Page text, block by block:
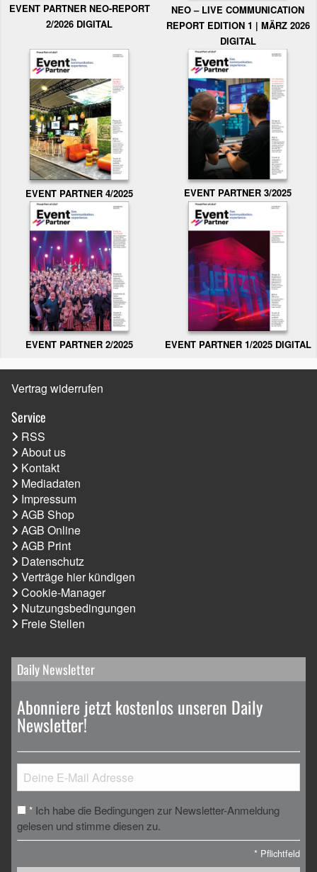
EVENT PARTNER NEO-REPORT
2/2026 DIGITAL
NEO – LIVE COMMUNICATION
REPORT EDITION 1 | MÄRZ 2026
DIGITAL
EVENT PARTNER 4/2025 EVENT PARTNER 3/2025
EVENT PARTNER 2/2025 EVENT PARTNER 1/2025 DIGITAL
Vertrag widerrufen
Service
RSS
About us
Kontakt
Mediadaten
Impressum
AGB Shop
AGB Online
AGB Print
Datenschutz
Verträge hier kündigen
Cookie-Manager
Nutzungsbedingungen
Freie Stellen
Daily Newsletter
Abonniere jetzt kostenlos unseren Daily
Newsletter!
* Ich habe die Bedingungen zur Newsletter-Anmeldung
gelesen und stimme diesen zu.
* Pflichtfeld